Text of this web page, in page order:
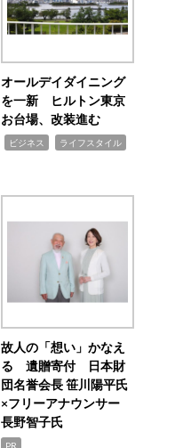
オールデイダイニング
を一新 ヒルトン東京
お台場、改装進む
ビジネス ライフスタイル
故人の「想い」かなえ
る 遺贈寄付 日本財
団名誉会長 笹川陽平氏
×フリーアナウンサー
長野智子氏
PR